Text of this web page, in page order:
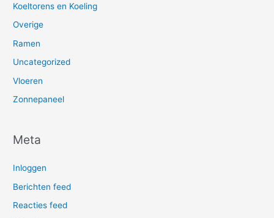
Koeltorens en Koeling
Overige
Ramen
Uncategorized
Vloeren
Zonnepaneel
Meta
Inloggen
Berichten feed
Reacties feed